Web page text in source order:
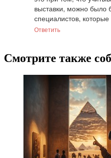
выставки, можно было
специалистов,
Ответить
Смотрите также